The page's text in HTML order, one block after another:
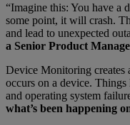
“Imagine this: You have a
some point, it will crash.
and lead to unexpected
a Senior Product
Device Monitoring creates
occurs on a device.
and operating system
what’s been happening